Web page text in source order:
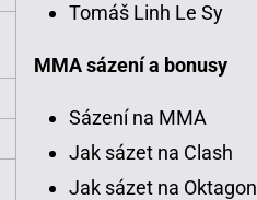
Tomáš Linh Le Sy
MMA sázení a bonusy
Sázení na MMA
Jak sázet na Clash
Jak sázet na Oktagon